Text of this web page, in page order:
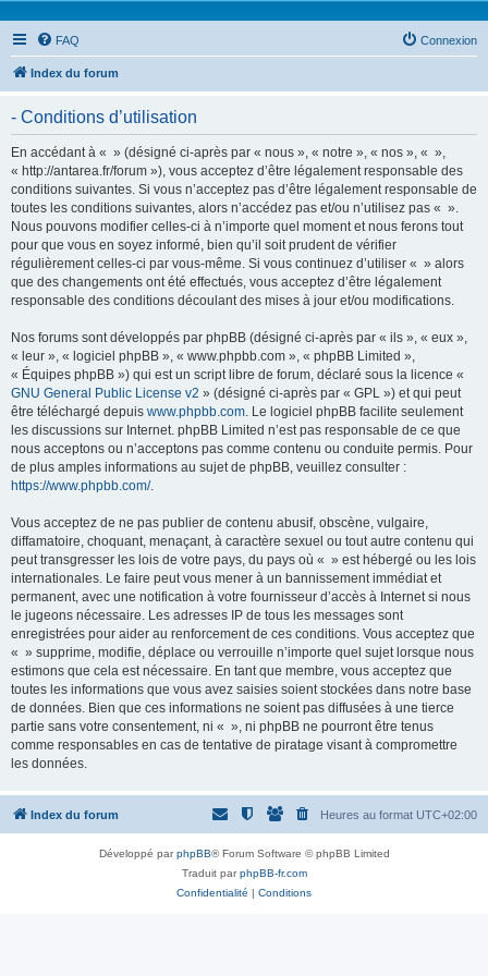
FAQ Connexion
Index du forum
- Conditions d’utilisation
En accédant à « » (désigné ci-après par « nous », « notre », « nos », « »,
« http://antarea.fr/forum »), vous acceptez d’être légalement responsable des
conditions suivantes. Si vous n’acceptez pas d’être légalement responsable de
toutes les conditions suivantes, alors n’accédez pas et/ou n’utilisez pas « ».
Nous pouvons modifier celles-ci à n’importe quel moment et nous ferons tout
pour que vous en soyez informé, bien qu’il soit prudent de vérifier
régulièrement celles-ci par vous-même. Si vous continuez d’utiliser « » alors
que des changements ont été effectués, vous acceptez d’être légalement
responsable des conditions découlant des mises à jour et/ou modifications.
Nos forums sont développés par phpBB (désigné ci-après par « ils », « eux »,
« leur », « logiciel phpBB », « www.phpbb.com », « phpBB Limited »,
« Équipes phpBB ») qui est un script libre de forum, déclaré sous la licence «
GNU General Public License v2 » (désigné ci-après par « GPL ») et qui peut
être téléchargé depuis www.phpbb.com. Le logiciel phpBB facilite seulement
les discussions sur Internet. phpBB Limited n’est pas responsable de ce que
nous acceptons ou n’acceptons pas comme contenu ou conduite permis. Pour
de plus amples informations au sujet de phpBB, veuillez consulter :
https://www.phpbb.com/.
Vous acceptez de ne pas publier de contenu abusif, obscène, vulgaire,
diffamatoire, choquant, menaçant, à caractère sexuel ou tout autre contenu qui
peut transgresser les lois de votre pays, du pays où « » est hébergé ou les lois
internationales. Le faire peut vous mener à un bannissement immédiat et
permanent, avec une notification à votre fournisseur d’accès à Internet si nous
le jugeons nécessaire. Les adresses IP de tous les messages sont
enregistrées pour aider au renforcement de ces conditions. Vous acceptez que
« » supprime, modifie, déplace ou verrouille n’importe quel sujet lorsque nous
estimons que cela est nécessaire. En tant que membre, vous acceptez que
toutes les informations que vous avez saisies soient stockées dans notre base
de données. Bien que ces informations ne soient pas diffusées à une tierce
partie sans votre consentement, ni « », ni phpBB ne pourront être tenus
comme responsables en cas de tentative de piratage visant à compromettre
les données.
Index du forum Heures au format UTC+02:00
Développé parphpBB® Forum Software © phpBB Limited
Traduit parphpBB-fr.com
Confidentialité | Conditions